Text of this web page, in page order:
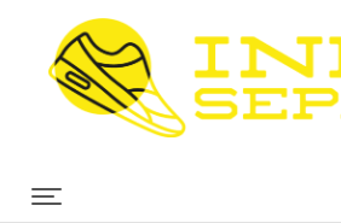
Skip to content